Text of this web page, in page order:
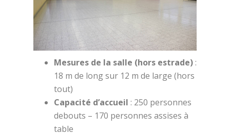
Mesures de la salle (hors estrade):
18 m de long sur 12 m de large (hors
tout)
Capacité d’accueil : 250 personnes
debouts – 170 personnes assises à
table